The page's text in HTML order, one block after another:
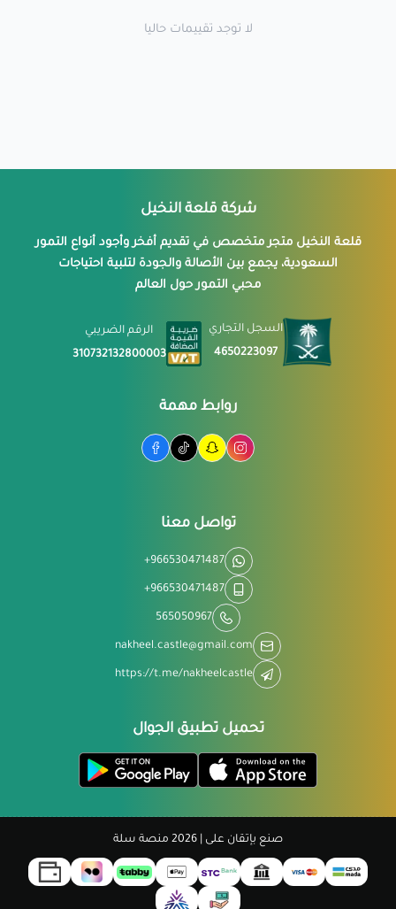
لا توجد تقييمات حاليا
شركة قلعة النخيل
قلعة النخيل متجر متخصص في تقديم أفخر وأجود أنواع التمور
السعودية، يجمع بين الأصالة والجودة لتلبية احتياجات
محبي التمور حول العالم
السجل التجاري
4650223097
الرقم الضريبي
310732132800003
روابط مهمة
تواصل معنا
+966530471487
+966530471487
565050967
nakheel.castle@gmail.com
https://t.me/nakheelcastle
تحميل تطبيق الجوال
صنع بإتقان على | 2026 منصة سلة